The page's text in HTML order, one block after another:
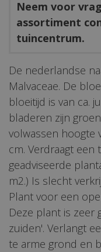
Neem voor
assortiment
tuincentrum.
De nederlandse
Malvaceae. De
bloeitijd is van ca.
bladeren zijn
volwassen hoogte
cm. Verdraagt een
geadviseerde
m2.) Is slecht
Plant voor een
Deze plant is zeer
zuiden'. Verlangt
te arme grond en